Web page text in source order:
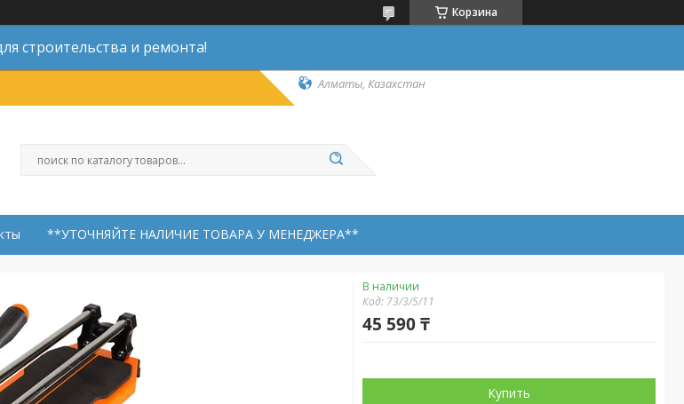
Корзина
строительства и ремонта!
Алматы, Казахстан
**УТОЧНЯЙТЕ НАЛИЧИЕ ТОВАРА У МЕНЕДЖЕРА**
В наличии
Код: 73/3/5/11
45 590 ₸
Купить